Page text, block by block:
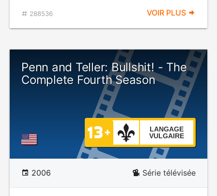
288536 VOIR PLUS
Penn and Teller: Bullshit! - The
Complete Fourth Season
LANGAGE
VULGAIRE
2006 Série télévisée